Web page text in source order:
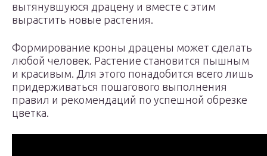
вытянувшуюся драцену и вместе с этим
вырастить новые растения.
Формирование кроны драцены может сделать
любой человек. Растение становится пышным
и красивым. Для этого понадобится всего лишь
придерживаться пошагового выполнения
правил и рекомендаций по успешной обрезке
цветка.